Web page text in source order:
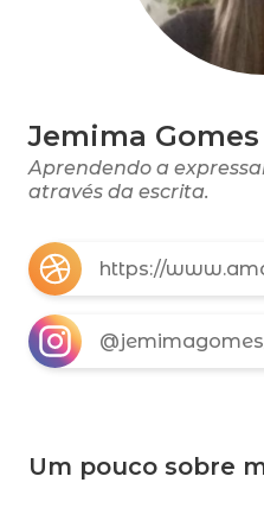
Jemima Gomes
Aprendendo a
através da escrita.
Um pouco sobre